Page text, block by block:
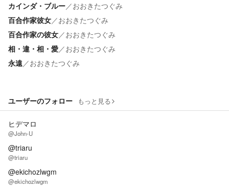
カインダ・ブルー／おおきたつぐみ
百合作家彼女／おおきたつぐみ
百合作家の彼女／おおきたつぐみ
相・違・相・愛／おおきたつぐみ
永遠／おおきたつぐみ
ユーザーのフォロー もっと見る
ヒデマロ
@John-U
@triaru
@triaru
@ekichozlwgm
@ekichozlwgm